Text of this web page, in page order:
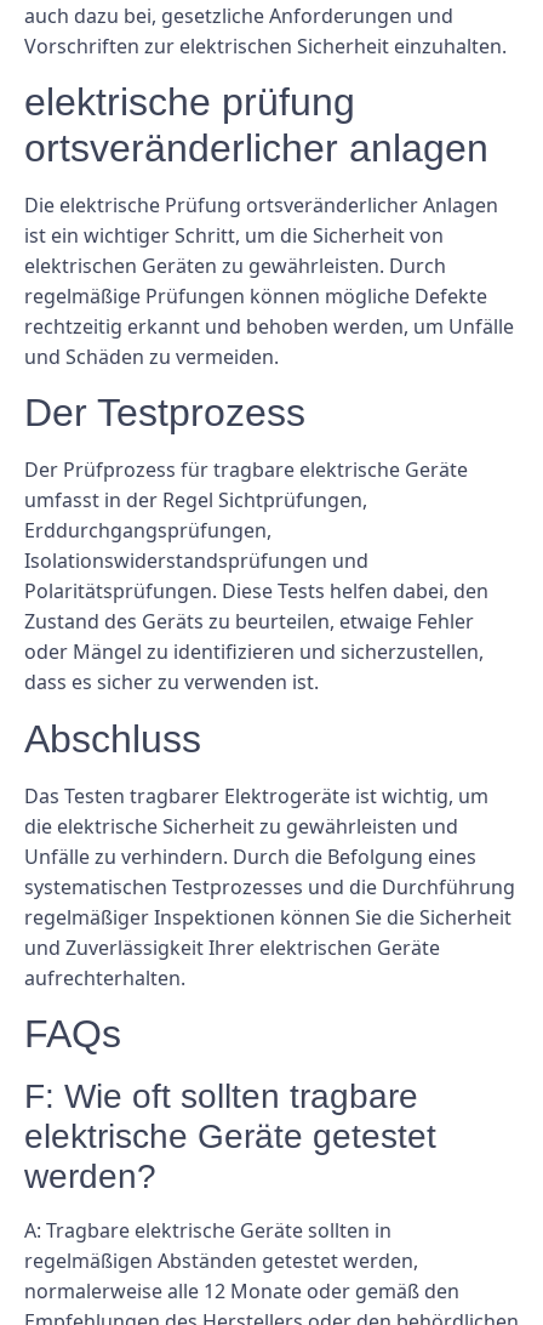
auch dazu bei, gesetzliche Anforderungen und
Vorschriften zur elektrischen Sicherheit einzuhalten.
elektrische prüfung
ortsveränderlicher anlagen
Die elektrische Prüfung ortsveränderlicher Anlagen
ist ein wichtiger Schritt, um die Sicherheit von
elektrischen Geräten zu gewährleisten. Durch
regelmäßige Prüfungen können mögliche Defekte
rechtzeitig erkannt und behoben werden, um Unfälle
und Schäden zu vermeiden.
Der Testprozess
Der Prüfprozess für tragbare elektrische Geräte
umfasst in der Regel Sichtprüfungen,
Erddurchgangsprüfungen,
Isolationswiderstandsprüfungen und
Polaritätsprüfungen. Diese Tests helfen dabei, den
Zustand des Geräts zu beurteilen, etwaige Fehler
oder Mängel zu identifizieren und sicherzustellen,
dass es sicher zu verwenden ist.
Abschluss
Das Testen tragbarer Elektrogeräte ist wichtig, um
die elektrische Sicherheit zu gewährleisten und
Unfälle zu verhindern. Durch die Befolgung eines
systematischen Testprozesses und die Durchführung
regelmäßiger Inspektionen können Sie die Sicherheit
und Zuverlässigkeit Ihrer elektrischen Geräte
aufrechterhalten.
FAQs
F: Wie oft sollten tragbare
elektrische Geräte getestet
werden?
A: Tragbare elektrische Geräte sollten in
regelmäßigen Abständen getestet werden,
normalerweise alle 12 Monate oder gemäß den